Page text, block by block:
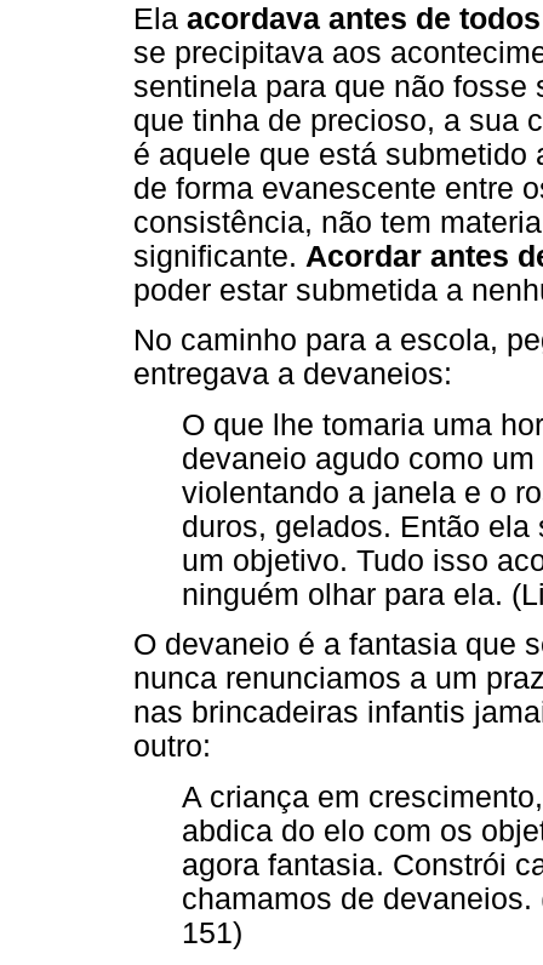
Ela acordava antes de todos
se precipitava aos
sentinela para que não fosse
que tinha de precioso, a sua
é aquele que está
de forma evanescente entre
consistência, não tem
significante. Acordar antes
poder estar submetida a
No caminho para a escola,
entregava a devaneios:
O que lhe tomaria uma
devaneio agudo como
violentando a janela e o
duros, gelados. Então
um objetivo. Tudo isso
ninguém olhar para ela.
O devaneio é a fantasia que
nunca renunciamos a um
nas brincadeiras infantis
outro:
A criança em
abdica do elo com os
agora fantasia. Constrói
chamamos de
151)